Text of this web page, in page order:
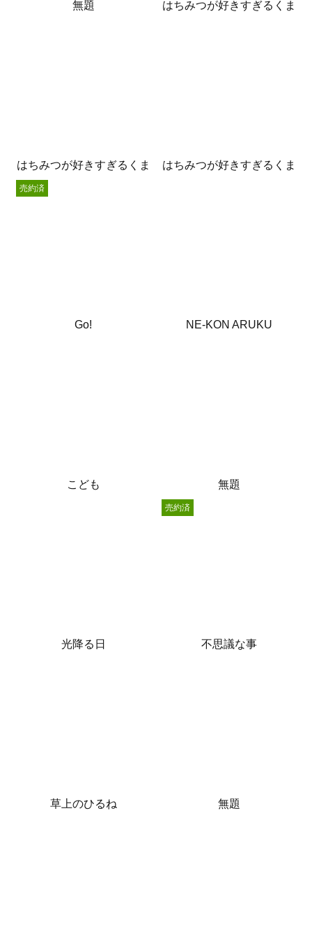
無題 はちみつが好きすぎるくま
はちみつが好きすぎるくま はちみつが好きすぎるくま
Go!
売約済
NE-KON ARUKU
こども 無題
光降る日 不思議な事
売約済
草上のひるね 無題